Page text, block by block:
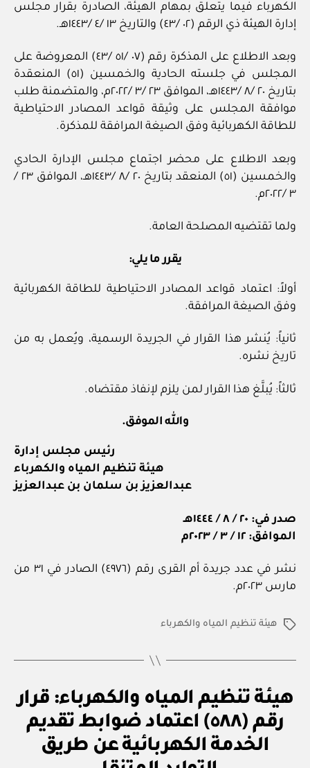
الكهرباء فيما يتعلق بمهام الهيئة، الصادرة بقرار مجلس
إدارة الهيئة ذي الرقم (٠٢ /٤٣) والتاريخ ١٣ /٤ /١٤٤٣هـ.
وبعد الاطلاع على المذكرة رقم (٠٧ /٥١ /٤٣) المعروضة على
المجلس في جلسته الحادية والخمسين (٥١) المنعقدة
بتاريخ ٢٠ /٨ /١٤٤٣هـ، الموافق ٢٣ /٣ /٢٠٢٢م، والمتضمنة طلب
موافقة المجلس على وثيقة قواعد المصادر الاحتياطية
للطاقة الكهربائية وفق الصيغة المرافقة للمذكرة.
وبعد الاطلاع على محضر اجتماع مجلس الإدارة الحادي
والخمسين (٥١) المنعقد بتاريخ ٢٠ /٨ /١٤٤٣هـ، الموافق ٢٣ /
٣ /٢٠٢٢م.
ولما تقتضيه المصلحة العامة.
يقرر ما يلي:
أولاً: اعتماد قواعد المصادر الاحتياطية للطاقة الكهربائية
وفق الصيغة المرافقة.
ثانياً: يُنشر هذا القرار في الجريدة الرسمية، ويُعمل به من
تاريخ نشره.
ثالثاً: يُبلَّغ هذا القرار لمن يلزم لإنفاذ مقتضاه.
والله الموفق.
رئيس مجلس إدارة
هيئة تنظيم المياه والكهرباء
عبدالعزيز بن سلمان بن عبدالعزيز
صدر في: ٢٠ / ٨ / ١٤٤٤هـ
الموافق: ١٢ / ٣ / ٢٠٢٣م
نشر في عدد جريدة أم القرى رقم (٤٩٧٦) الصادر في ٣١ من
مارس ٢٠٢٣م.
الوسومهيئة تنظيم المياه والكهرباء
التصنيفات
هيئة تنظيم المياه والكهرباء: قرار
رقم (٥٨٨) اعتماد ضوابط تقديم
الخدمة الكهربائية عن طريق
بو
ا